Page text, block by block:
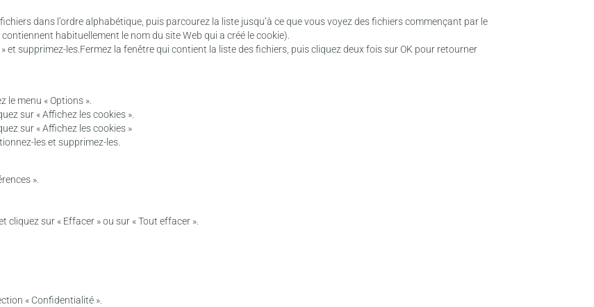
dans l’ordre alphabétique, puis parcourez la liste jusqu’à ce que vous voyez des fichiers commençant par le
habituellement le nom du site Web qui a créé le cookie).
et supprimez-les.Fermez la fenêtre qui contient la liste des fichiers, puis cliquez deux fois sur OK pour retourner
le menu « Options ».
sur « Affichez les cookies ».
sur « Affichez les cookies »
les et supprimez-les.
».
cliquez sur « Effacer » ou sur « Tout effacer ».
« Confidentialité ».